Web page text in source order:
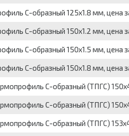
С-образный 125х1.8 мм, цена
С-образный 150х1.2 мм, цена
С-образный 150х1.5 мм, цена
С-образный 150х1.8 мм, цена
С-образный (ТПГС)
С-образный (ТПГС)
С-образный (ТПГС)